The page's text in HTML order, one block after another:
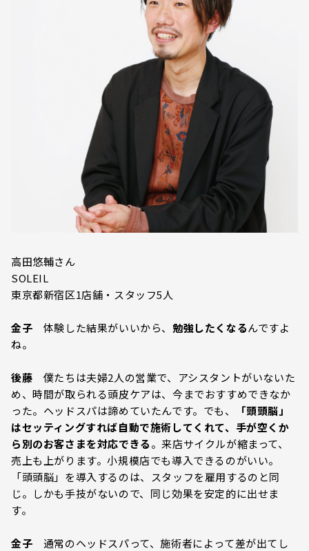
高田悠輔さん
SOLEIL
東京都新宿区1店舗・スタッフ5人
金子 体験した結果がいいから、勉強したくなるんですよ
ね。
後藤 僕たちは夫婦2人の営業で、アシスタントがいないた
め、時間が取られる頭皮ケアは、今までおすすめできなか
った。ヘッドスパは諦めていたんです。でも、
「頭頭脳」
はセッティングすれば自動で施術してくれて、手が空くか
ら別のお客さまを対応できる。来店サイクルが縮まって、
売上も上がります。小規模店でも導入できるのがいい。
「頭頭脳」を導入するのは、スタッフを雇用するのと同
じ。しかも手技がないので、同じ効果を安定的に出せま
す。
金子 通常のヘッドスパって、施術者によって差が出てし